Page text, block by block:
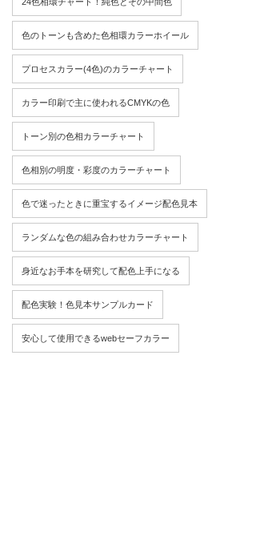
色のトーンも含めた色相環カラーホイール
プロセスカラー(4色)のカラーチャート
カラー印刷で主に使われるCMYKの色
トーン別の色相カラーチャート
色相別の明度・彩度のカラーチャート
色で迷ったときに重宝するイメージ配色見本
ランダムな色の組み合わせカラーチャート
身近なお手本を研究して配色上手になる
配色実験！色見本サンプルカード
安心して使用できるwebセーフカラー